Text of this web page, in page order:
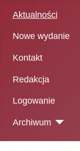
Aktualności
Nowe wydanie
Kontakt
Redakcja
Logowanie
Archiwum